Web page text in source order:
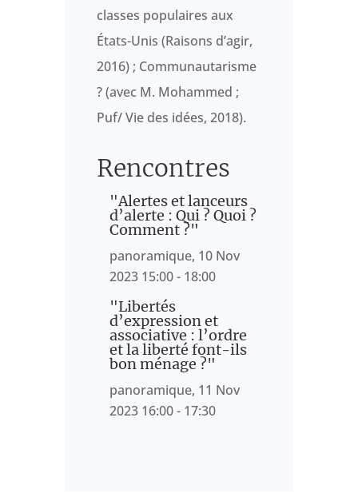
classes populaires aux
États-Unis (Raisons d’agir,
2016) ; Communautarisme
? (avec M. Mohammed ;
Puf/ Vie des idées, 2018).
Rencontres
"Alertes et lanceurs
d’alerte : Qui ? Quoi ?
Comment ?"
panoramique, 10 Nov
2023 15:00 - 18:00
"Libertés
d’expression et
associative : l’ordre
et la liberté font-ils
bon ménage ?"
panoramique, 11 Nov
2023 16:00 - 17:30